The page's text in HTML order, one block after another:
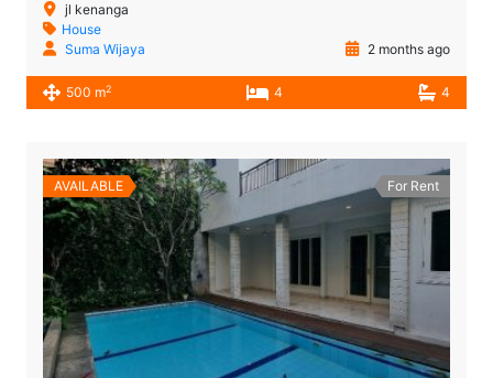
jl kenanga
House
Suma Wijaya
2 months ago
500 m2 4 4
AVAILABLE For Rent